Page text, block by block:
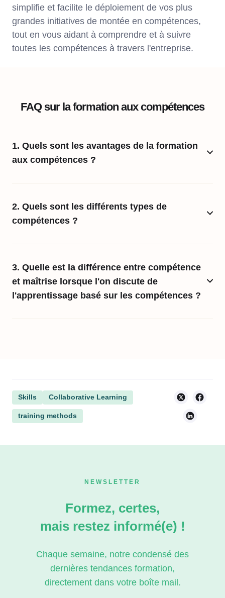
simplifie et facilite le déploiement de vos plus
grandes initiatives de montée en compétences,
tout en vous aidant à comprendre et à suivre
toutes les compétences à travers l'entreprise.
FAQ sur la formation aux compétences
1. Quels sont les avantages de la formation
aux compétences ?
2. Quels sont les différents types de
compétences ?
3. Quelle est la différence entre compétence
et maîtrise lorsque l'on discute de
l'apprentissage basé sur les compétences ?
Skills Collaborative Learning
training methods
NEWSLETTER
Formez, certes,
mais restez informé(e) !
Chaque semaine, notre condensé des
dernières tendances formation,
directement dans votre boîte mail.